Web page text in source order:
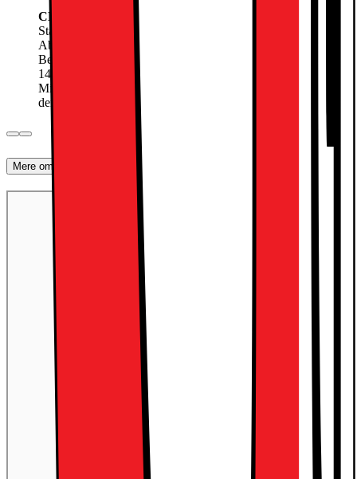
CBB149 Fri Tale + 500 GB Data
Startgebyr
Abonnement:
/mnd.
Betal nu
149.-
Mindstepris de første 6 måneder (6 måneders bindingsperiode,
derefter 30 dages opsigelse): 4026,-
Mere om produktet